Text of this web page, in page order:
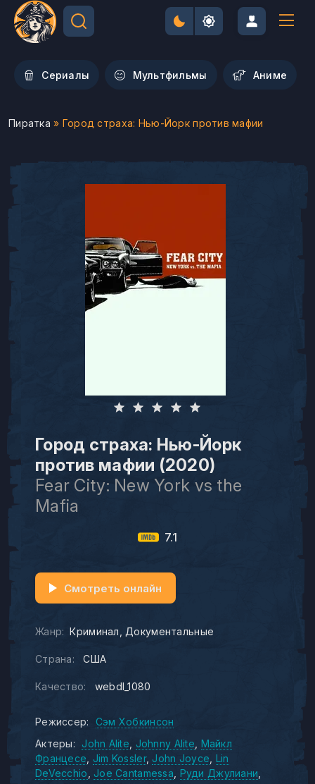
Сериалы Мультфильмы Aниме
Пиратка » Город страха: Нью-Йорк против мафии
Город страха: Нью-Йорк
против мафии (2020)
Fear City: New York vs the
Mafia
7.1
Жанр: Криминал Документальные
Страна: США
Качество: webdl_1080
Смотреть онлайн
Режиссер:
Сэм Хобкинсон
Актеры:
John Alite Johnny Alite Майкл
Францесе Jim Kossler John Joyce Lin
DeVecchio
Joe Cantamessa Руди Джулиани